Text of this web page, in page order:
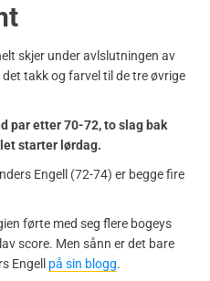
skjer under avlslutningen av
takk og farvel til de tre øvrige
par etter 70-72, to slag bak
starter lørdag.
Engell (72-74) er begge fire
førte med seg flere bogeys
score. Men sånn er det bare
Engell på sin blogg.